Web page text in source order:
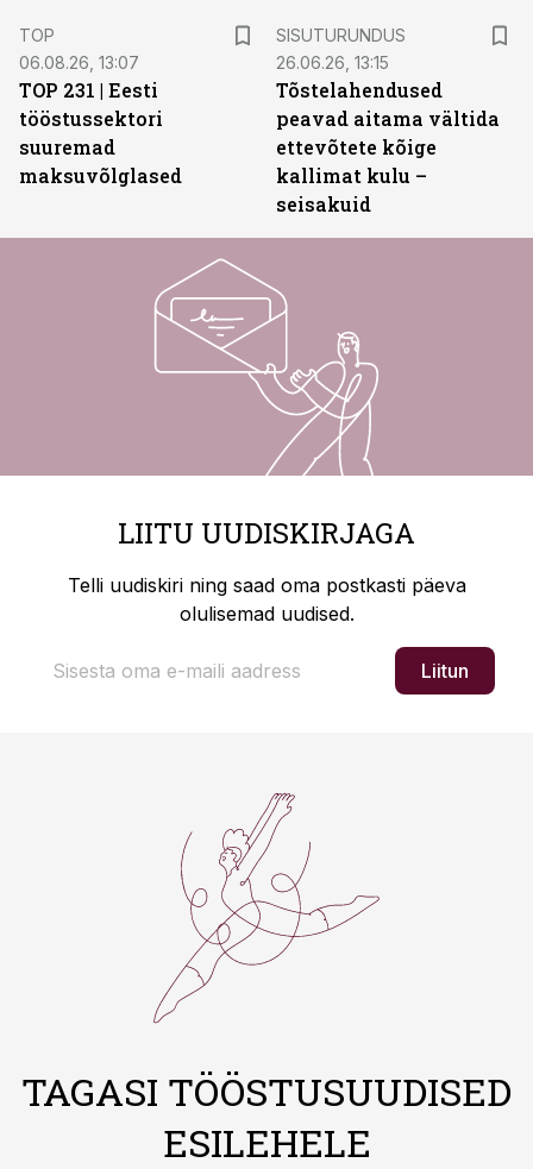
TOP
06.08.26, 13:07
TOP 231 | Eesti
tööstussektori
suuremad
maksuvõlglased
SISUTURUNDUS
26.06.26, 13:15
Tõstelahendused
peavad aitama vältida
ettevõtete kõige
kallimat kulu –
seisakuid
LIITU UUDISKIRJAGA
Telli uudiskiri ning saad oma postkasti päeva
olulisemad uudised.
Liitun
TAGASI TÖÖSTUSUUDISED
ESILEHELE